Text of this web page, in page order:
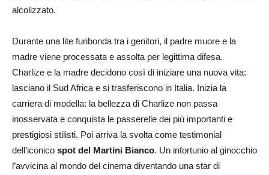
alcolizzato.
Durante una lite furibonda tra i genitori, il padre muore e la
madre viene processata e assolta per legittima difesa.
Charlize e la madre decidono così di iniziare una nuova vita:
lasciano il Sud Africa e si trasferiscono in Italia. Inizia la
carriera di modella: la bellezza di Charlize non passa
inosservata e conquista le passerelle dei più importanti e
prestigiosi stilisti. Poi arriva la svolta come testimonial
dell’iconico spot del Martini Bianco. Un infortunio al ginocchio
l’avvicina al mondo del cinema diventando una star di